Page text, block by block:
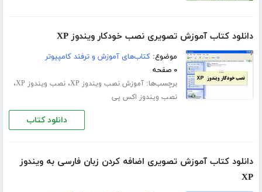
دانلود کتاب آموزش تصویری نصب خودکار ویندوز XP
موضوع:کتاب‌های آموزش و ترفند کامپیوتر
۰ صفحه
برچسب‌ها:آموزش نصب ویندوز XP ،نصب ویندوز XP ،
نصب ویندوز اکس پی
دانلود کتاب
دانلود کتاب آموزش تصویری اضافه کردن زبان فارسی به ویندوز
XP